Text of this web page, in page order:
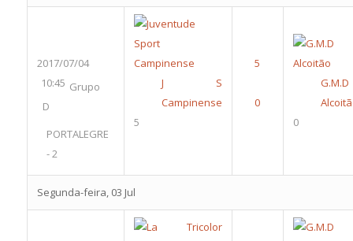
2017/07/04
10:45 Grupo
D
PORTALEGRE
- 2
J S
Campinense
5
0
Segunda-feira, 03 Jul